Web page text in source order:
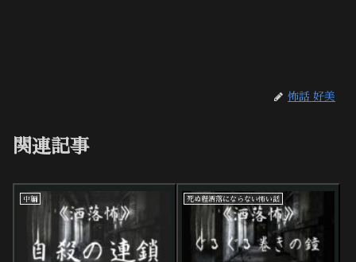
怖話 好美
関連記事
中編 死ぬ程洒落にならない怖い話